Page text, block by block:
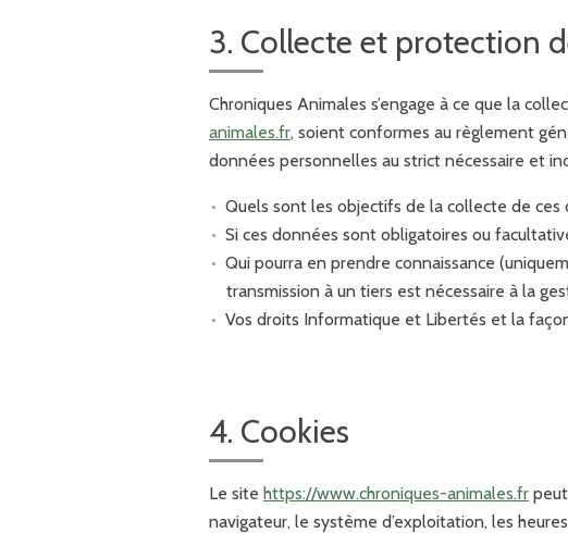
3. Collecte et protection
Chroniques Animales s’engage à ce que la
animales.fr, soient conformes au règlement
données personnelles au strict nécessaire et
Quels sont les objectifs de la collecte de ces
Si ces données sont obligatoires ou
Qui pourra en prendre connaissance
transmission à un tiers est nécessaire à la
Vos droits Informatique et Libertés et la
4. Cookies
Le site https://www.chroniques-animales.fr
navigateur, le système d’exploitation, les